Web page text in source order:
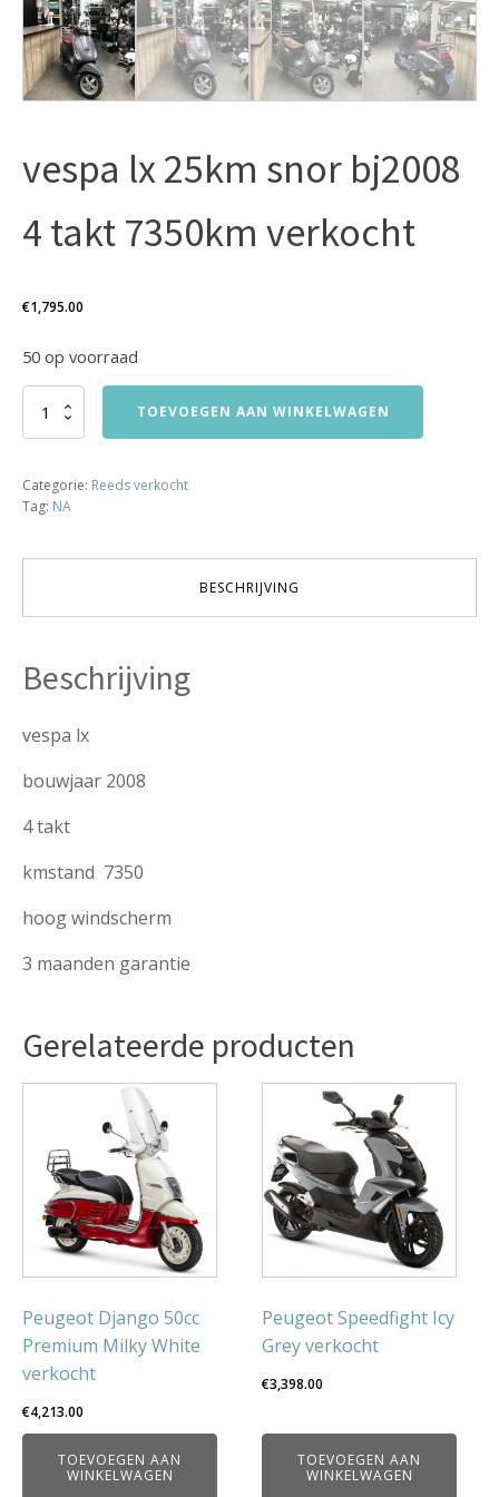
vespa lx 25km snor bj2008
4 takt 7350km verkocht
€1,795.00
50 op voorraad
vespa
bj2008
4
TOEVOEGEN AAN WINKELWAGEN
Categorie: Reeds verkocht
Tag: NA
BESCHRIJVING
Beschrijving
vespa lx
bouwjaar 2008
4 takt
kmstand 7350
hoog windscherm
3 maanden garantie
Gerelateerde producten
Peugeot Django 50cc
Premium Milky White
verkocht
€4,213.00
TOEVOEGEN AAN
WINKELWAGEN
Peugeot Speedfight Icy
Grey verkocht
€3,398.00
TOEVOEGEN AAN
WINKELWAGEN